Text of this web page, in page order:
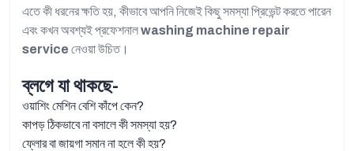
এতে কী ধরনের ক্ষতি হয়, কীভাবে আপনি নিজেই কিছু সমস্যা প্রিভেন্ট করতে পারেন
এবং কখন অবশ্যই প্রফেশনালwashing machine repair
service নেওয়া উচিত।
ব্লগে যা থাকছে-
ওয়াশিং মেশিন বেশি কাঁপে কেন?
কাপড় ঠিকভাবে না বসালে কী সমস্যা হয়?
ফ্লোর বা জায়গা সমান না হলে কী হয়?